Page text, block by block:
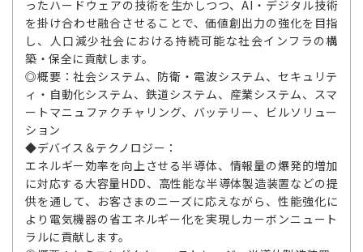
ったハードウェアの技術を生かしつつ、AI・デジタル技術
を掛け合わせ融合させることで、価値創出力の強化を目指
し、人口減少社会における持続可能な社会インフラの構
築・保全に貢献します。
◎概要：社会システム、防衛・電波システム、セキュリテ
ィ・自動化システム、鉄道システム、産業システム、スマ
ートマニュファクチャリング、バッテリー、ビルソリュー
ション
◆デバイス＆テクノロジー：
エネルギー効率を向上させる半導体、情報量の爆発的増加
に対応する大容量HDD、高性能な半導体製造装置などの提
供を通して、お客さまのニーズに応えながら、性能強化に
より電気機器の省エネルギー化を実現しカーボンニュート
ラルに貢献します。